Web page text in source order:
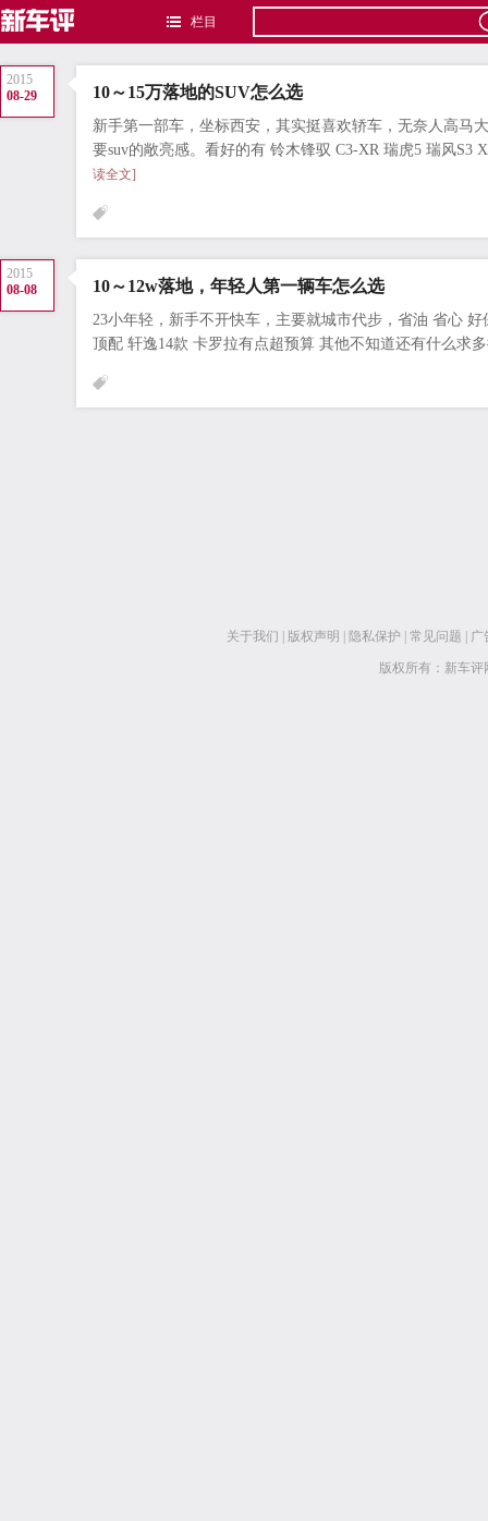
栏目
2015
08-29
10～15万落地的SUV怎么选
新手第一部车，坐标西安，其实挺喜欢轿车，无奈人高马
要suv的敞亮感。看好的有 铃木锋驭 C3-XR 瑞虎5 瑞风S3
读全文]
2015
08-08
10～12w落地，年轻人第一辆车怎么选
23小年轻，新手不开快车，主要就城市代步，省油 省心
顶配 轩逸14款 卡罗拉有点超预算 其他不知道还有什么求
关于我们 版权声明 隐私保护 常见问题 广
版权所有：新车评